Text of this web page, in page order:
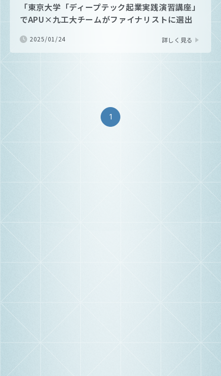
「東京大学「ディープテック起業実践演習講座」
でAPU×九工大チームがファイナリストに選出
2025/01/24 詳しく見る
1